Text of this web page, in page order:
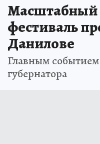
фестиваль
Данилове
Главным
губернатора